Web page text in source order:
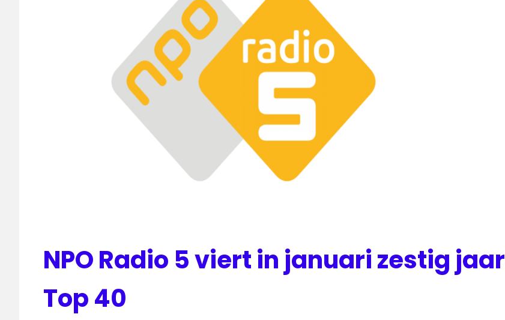
NPO Radio 5 viert in januari zestig jaar
Top 40